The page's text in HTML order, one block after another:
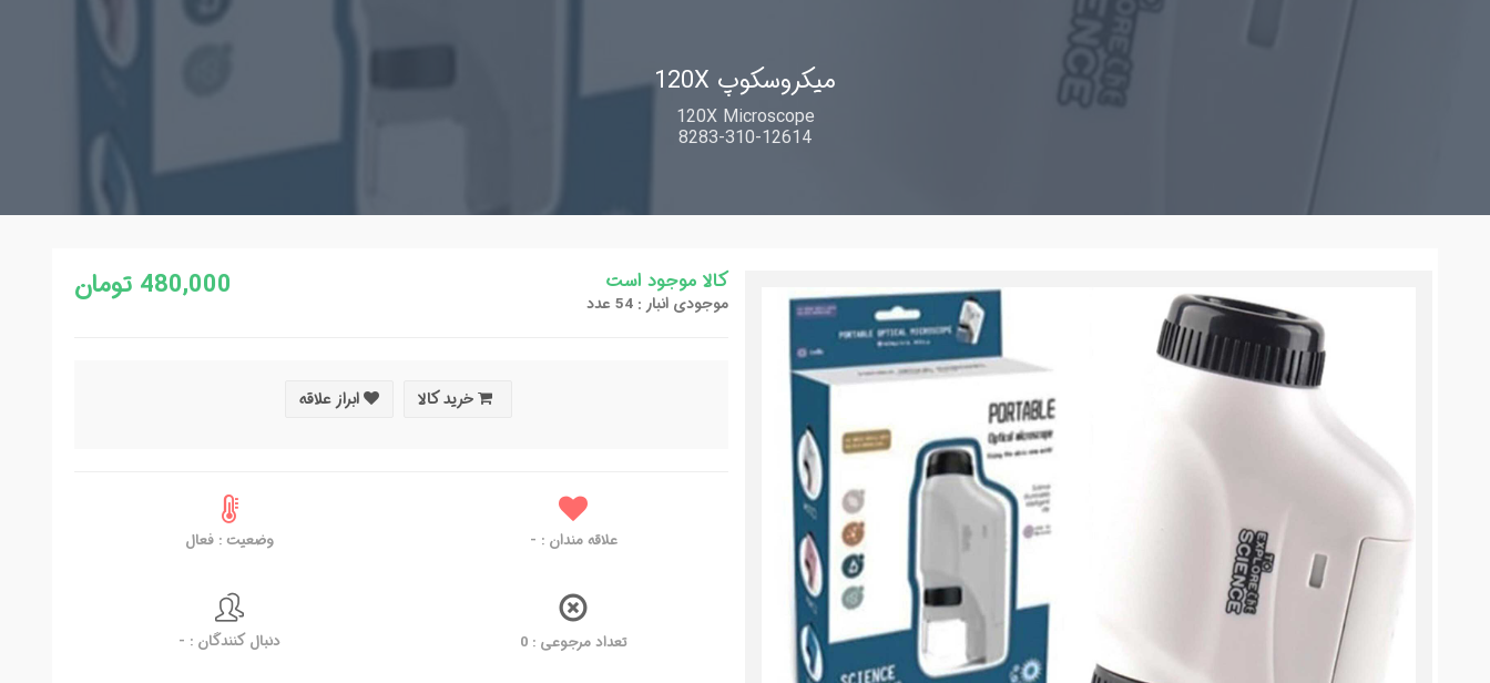
میکروسکوپ 120X
120X Microscope
8283-310-12614
480,000 تومان کالا موجود است
موجودی انبار : 54 عدد
خرید کالا ابراز علاقه
علاقه مندان : - وضعیت : فعال
تعداد مرجوعی : 0 دنبال کنندگان : -